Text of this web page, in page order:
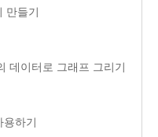
만들기
데이터로 그래프 그리기
하기